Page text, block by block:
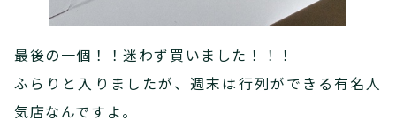
最後の一個！！迷わず買いました！！！
ふらりと入りましたが、週末は行列ができる有名人
気店なんですよ。